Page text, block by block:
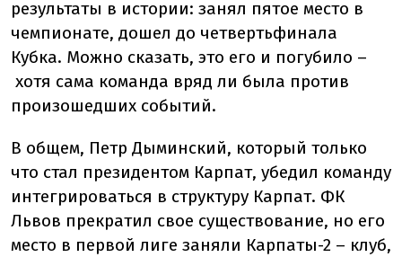
результаты в истории: занял пятое место в
чемпионате, дошел до четвертьфинала
Кубка. Можно сказать, это его и погубило –
хотя сама команда вряд ли была против
произошедших событий.
В общем, Петр Дыминский, который только
что стал президентом Карпат, убедил команду
интегрироваться в структуру Карпат. ФК
Львов прекратил свое существование, но его
место в первой лиге заняли Карпаты-2 – клуб,